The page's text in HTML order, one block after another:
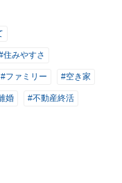
住みやすさ
#ファミリー #空き家
婚 #不動産終活